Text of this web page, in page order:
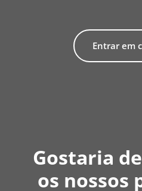
Entrar em
Gostaria
os nossos